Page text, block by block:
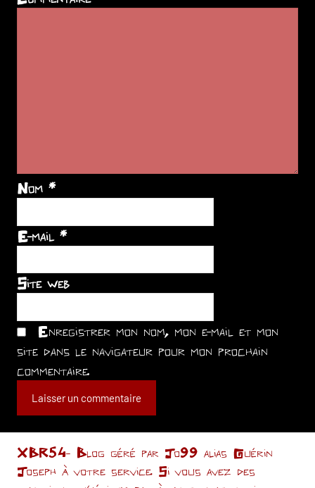
Nom *
E-mail *
Site web
Enregistrer mon nom, mon e-mail et mon
site dans le navigateur pour mon prochain
commentaire.
XBR54- Blog géré par Jo99 alias Guérin
Joseph à votre service. Si vous avez des